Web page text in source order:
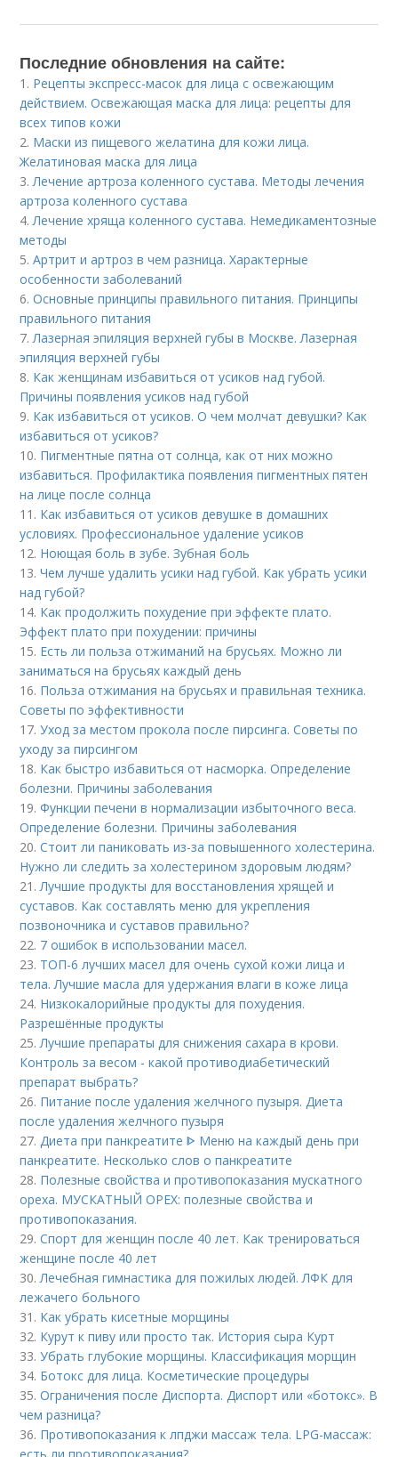
Последние обновления на сайте:
1. Рецепты экспресс-масок для лица с освежающим
действием. Освежающая маска для лица: рецепты для
всех типов кожи
2. Маски из пищевого желатина для кожи лица.
Желатиновая маска для лица
3.Лечение артроза коленного сустава. Методы лечения
артроза коленного сустава
4.Лечение хряща коленного сустава. Немедикаментозные
методы
5.Артрит и артроз в чем разница. Характерные
особенности заболеваний
6.Основные принципы правильного питания. Принципы
правильного питания
7.Лазерная эпиляция верхней губы в Москве. Лазерная
эпиляция верхней губы
8. Как женщинам избавиться от усиков над губой.
Причины появления усиков над губой
9. Как избавиться от усиков. О чем молчат девушки? Как
избавиться от усиков?
10. Пигментные пятна от солнца, как от них можно
избавиться. Профилактика появления пигментных пятен
на лице после солнца
11. Как избавиться от усиков девушке в домашних
условиях. Профессиональное удаление усиков
12. Ноющая боль в зубе. Зубная боль
13.Чем лучше удалить усики над губой. Как убрать усики
над губой?
14. Как продолжить похудение при эффекте плато.
Эффект плато при похудении: причины
15. Есть ли польза отжиманий на брусьях. Можно ли
заниматься на брусьях каждый день
16. Польза отжимания на брусьях и правильная техника.
Советы по эффективности
17.Уход за местом прокола после пирсинга. Советы по
уходу за пирсингом
18. Как быстро избавиться от насморка. Определение
болезни. Причины заболевания
19.Функции печени в нормализации избыточного веса.
Определение болезни. Причины заболевания
20.Стоит ли паниковать из-за повышенного холестерина.
Нужно ли следить за холестерином здоровым людям?
21.Лучшие продукты для восстановления хрящей и
суставов. Как составлять меню для укрепления
позвоночника и суставов правильно?
22. 7 ошибок в использовании масел.
23. ТОП-6 лучших масел для очень сухой кожи лица и
тела. Лучшие масла для удержания влаги в коже лица
24. Низкокалорийные продукты для похудения.
Разрешённые продукты
25.Лучшие препараты для снижения сахара в крови.
Контроль за весом - какой противодиабетический
препарат выбрать?
26. Питание после удаления желчного пузыря. Диета
после удаления желчного пузыря
27.Диета при панкреатите ᐈ Меню на каждый день при
панкреатите. Несколько слов о панкреатите
28. Полезные свойства и противопоказания мускатного
ореха. МУСКАТНЫЙ ОРЕХ: полезные свойства и
противопоказания.
29.Спорт для женщин после 40 лет. Как тренироваться
женщине после 40 лет
30.Лечебная гимнастика для пожилых людей. ЛФК для
лежачего больного
31. Как убрать кисетные морщины
32. Курут к пиву или просто так. История сыра Курт
33.Убрать глубокие морщины. Классификация морщин
34. Ботокс для лица. Косметические процедуры
35.Ограничения после Диспорта. Диспорт или «ботокс». В
чем разница?
36. Противопоказания к лпджи массаж тела. LPG-массаж: